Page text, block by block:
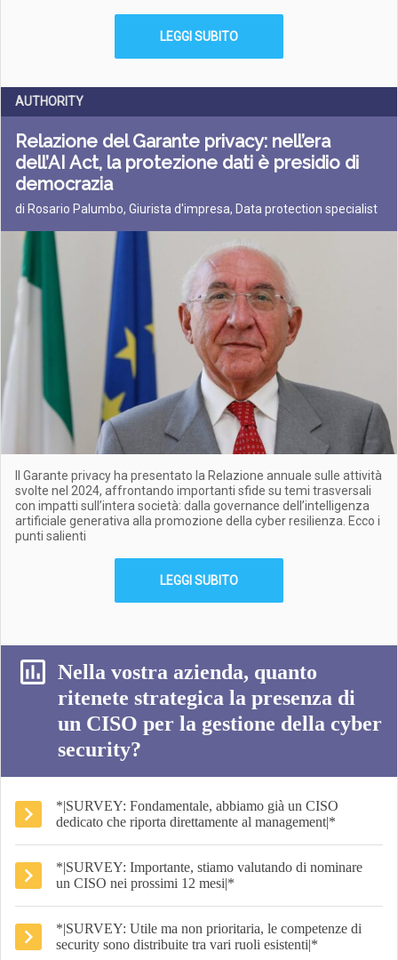
LEGGI SUBITO
AUTHORITY
Relazione del Garante privacy: nell’era
dell’AI Act, la protezione dati è presidio di
democrazia
di Rosario Palumbo, Giurista d'impresa, Data protection specialist
Il Garante privacy ha presentato la Relazione annuale sulle attività
svolte nel 2024, affrontando importanti sfide su temi trasversali
con impatti sull’intera società: dalla governance dell’intelligenza
artificiale generativa alla promozione della cyber resilienza. Ecco i
punti salienti
LEGGI SUBITO
Nella vostra azienda, quanto
ritenete strategica la presenza di
un CISO per la gestione della cyber
security?
*|SURVEY: Fondamentale, abbiamo già un CISO
dedicato che riporta direttamente al management|*
*|SURVEY: Importante, stiamo valutando di nominare
un CISO nei prossimi 12 mesi|*
*|SURVEY: Utile ma non prioritaria, le competenze di
security sono distribuite tra vari ruoli esistenti|*